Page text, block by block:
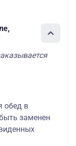
обед в
заменен